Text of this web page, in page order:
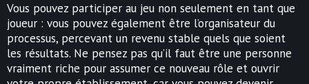
Vous pouvez participer au jeu non seulement en tant que
joueur : vous pouvez également être l’organisateur du
processus, percevant un revenu stable quels que soient
les résultats. Ne pensez pas qu’il faut être une personne
vraiment riche pour assumer ce nouveau rôle et ouvrir